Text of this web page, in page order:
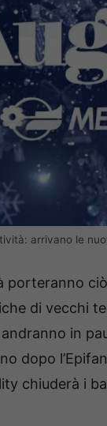
arrivano le
porteranno
di vecchi
in
dopo
chiuderà i